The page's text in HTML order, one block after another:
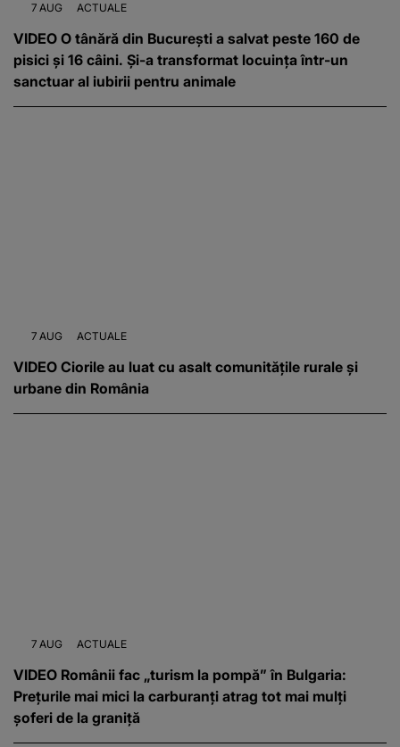
7 AUG ACTUALE
VIDEO O tânără din București a salvat peste 160 de
pisici și 16 câini. Și-a transformat locuința într-un
sanctuar al iubirii pentru animale
7 AUG ACTUALE
VIDEO Ciorile au luat cu asalt comunitățile rurale și
urbane din România
7 AUG ACTUALE
VIDEO Românii fac „turism la pompă” în Bulgaria:
Prețurile mai mici la carburanți atrag tot mai mulți
șoferi de la graniță